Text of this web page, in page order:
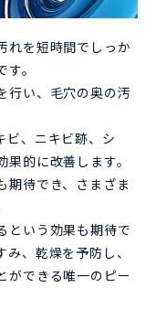
れを短時間でしっか
。
行い、毛穴の奥の汚
ビ、ニキビ跡、シ
的に改善します。
期待でき、さまざま
という効果も期待で
、乾燥を予防し、
ができる唯一のピー